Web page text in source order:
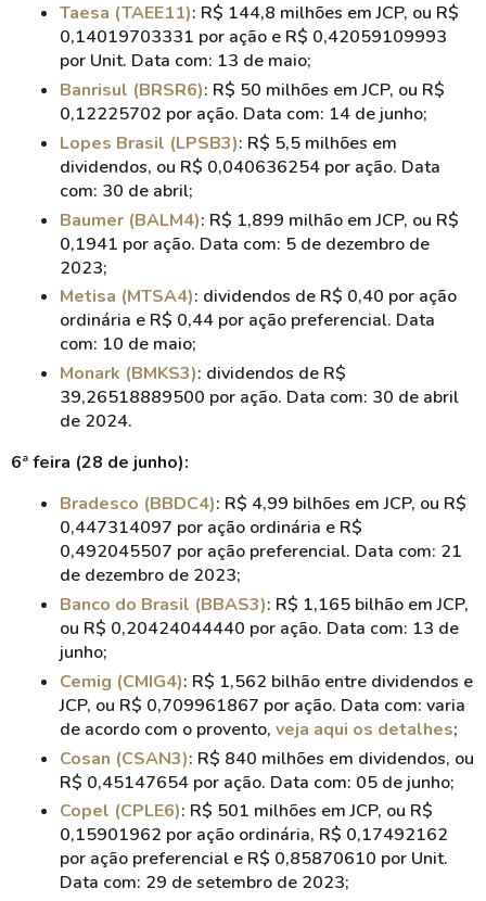
Taesa (TAEE11): R$ 144,8 milhões em JCP, ou R$
0,14019703331 por ação e R$ 0,42059109993
por Unit. Data com: 13 de maio;
Banrisul (BRSR6): R$ 50 milhões em JCP, ou R$
0,12225702 por ação. Data com: 14 de junho;
Lopes Brasil (LPSB3): R$ 5,5 milhões em
dividendos, ou R$ 0,040636254 por ação. Data
com: 30 de abril;
Baumer (BALM4): R$ 1,899 milhão em JCP, ou R$
0,1941 por ação. Data com: 5 de dezembro de
2023;
Metisa (MTSA4): dividendos de R$ 0,40 por ação
ordinária e R$ 0,44 por ação preferencial. Data
com: 10 de maio;
Monark (BMKS3): dividendos de R$
39,26518889500 por ação. Data com: 30 de abril
de 2024.
6ª feira (28 de junho):
Bradesco (BBDC4): R$ 4,99 bilhões em JCP, ou R$
0,447314097 por ação ordinária e R$
0,492045507 por ação preferencial. Data com: 21
de dezembro de 2023;
Banco do Brasil (BBAS3): R$ 1,165 bilhão em JCP,
ou R$ 0,20424044440 por ação. Data com: 13 de
junho;
Cemig (CMIG4): R$ 1,562 bilhão entre dividendos e
JCP, ou R$ 0,709961867 por ação. Data com: varia
de acordo com o provento, veja aqui os detalhes;
Cosan (CSAN3): R$ 840 milhões em dividendos, ou
R$ 0,45147654 por ação. Data com: 05 de junho;
Copel (CPLE6): R$ 501 milhões em JCP, ou R$
0,15901962 por ação ordinária, R$ 0,17492162
por ação preferencial e R$ 0,85870610 por Unit.
Data com: 29 de setembro de 2023;